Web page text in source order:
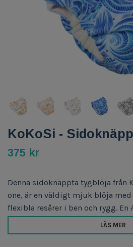
KoKoSi -
375 kr
Denna sidoknäppta tygblöja från
one, är en väldigt mjuk blöja
flexibla resårer i ben och rygg. En
LÄS MER